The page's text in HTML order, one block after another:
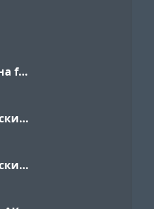
Диана Шурыгина feat. Саша Акт
Артём Татищевский & Fatty Fat
Артём Татищевский & Oman Shaman